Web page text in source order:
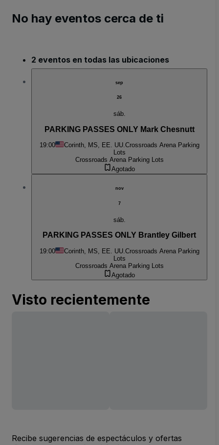
No hay eventos cerca de ti
2 eventos en todas las ubicaciones
sep
26
sáb.
PARKING PASSES ONLY Mark Chesnutt
19:00 Corinth, MS, EE. UU.Crossroads Arena Parking
Lots
Crossroads Arena Parking Lots
Agotado
nov
7
sáb.
PARKING PASSES ONLY Brantley Gilbert
19:00 Corinth, MS, EE. UU.Crossroads Arena Parking
Lots
Crossroads Arena Parking Lots
Agotado
Visto recientemente
Recibe sugerencias de espectáculos y ofertas